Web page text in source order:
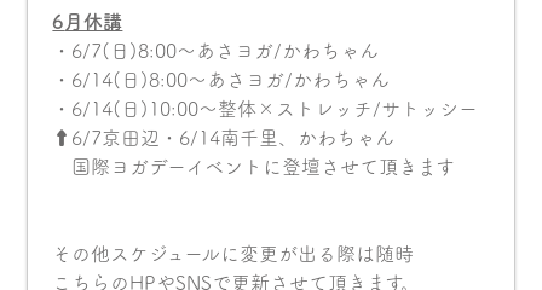
6 月休講
・6/7(日)8:00〜あさヨガ/かわちゃん
・6/14(日)8:00〜あさヨガ/かわちゃん
・6/14(日)10:00〜整体×ストレッチ/サトッシー
⬆︎6/7京田辺・6/14南千里、かわちゃん
国際ヨガデーイベントに登壇させて頂きます
その他スケジュールに変更が出る際は随時
こちらのHPやSNSで更新させて頂きます。